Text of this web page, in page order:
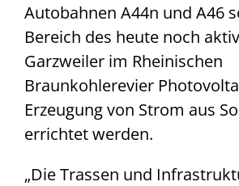
Autobahnen A44n und A46
Bereich des heute noch
Garzweiler im Rheinischen
Braunkohlerevier
Erzeugung von Strom aus
errichtet werden.
„Die Trassen und